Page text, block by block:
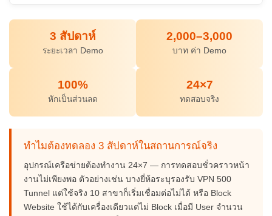
3 สัปดาห์
ระยะเวลา Demo
2,000–3,000
บาท ค่า Demo
100%
หักเป็นส่วนลด
24×7
ทดสอบจริง
ทำไมต้องทดลอง 3 สัปดาห์ในสถานการณ์จริง
อุปกรณ์เครือข่ายต้องทำงาน 24×7 — การทดสอบชั่วคราวหน้า
งานไม่เพียงพอ ตัวอย่างเช่น บางยี่ห้อระบุรองรับ VPN 500
Tunnel แต่ใช้จริง 10 สาขาก็เริ่มเชื่อมต่อไม่ได้ หรือ Block
Website ใช้ได้กับเครื่องเดียวแต่ไม่ Block เมื่อมี User จำนวน